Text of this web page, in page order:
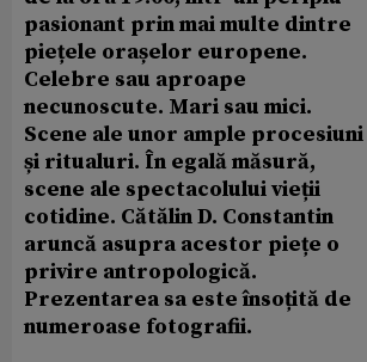
pasionant prin mai multe dintre
piețele orașelor europene.
Celebre sau aproape
necunoscute. Mari sau mici.
Scene ale unor ample procesiuni
și ritualuri. În egală măsură,
scene ale spectacolului vieții
cotidine. Cătălin D. Constantin
aruncă asupra acestor piețe o
privire antropologică.
Prezentarea sa este însoțită de
numeroase fotografii.